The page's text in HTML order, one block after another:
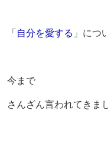
「 自分を愛する 」につ
今まで
さんざん言われてきま